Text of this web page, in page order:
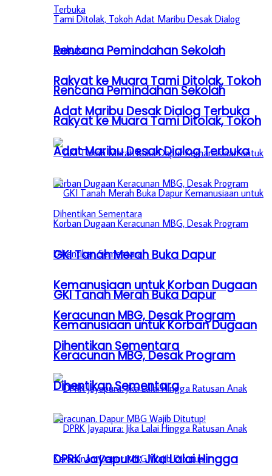
Rencana Pemindahan Sekolah
Rakyat ke Muara Tami Ditolak, Tokoh
Adat Maribu Desak Dialog Terbuka
GKI Tanah Merah Buka Dapur
Kemanusiaan untuk Korban Dugaan
Keracunan MBG, Desak Program
Dihentikan Sementara
DPRK Jayapura: Jika Lalai Hingga
Rencana Pemindahan Sekolah
Rakyat ke Muara Tami Ditolak, Tokoh
Adat Maribu Desak Dialog Terbuka
GKI Tanah Merah Buka Dapur
Kemanusiaan untuk Korban Dugaan
Keracunan MBG, Desak Program
Dihentikan Sementara